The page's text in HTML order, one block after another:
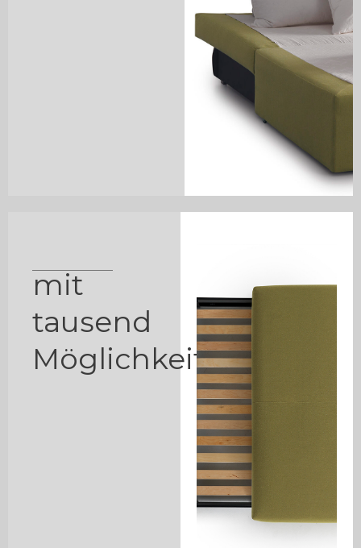
mit
tausend
Möglichkeiten